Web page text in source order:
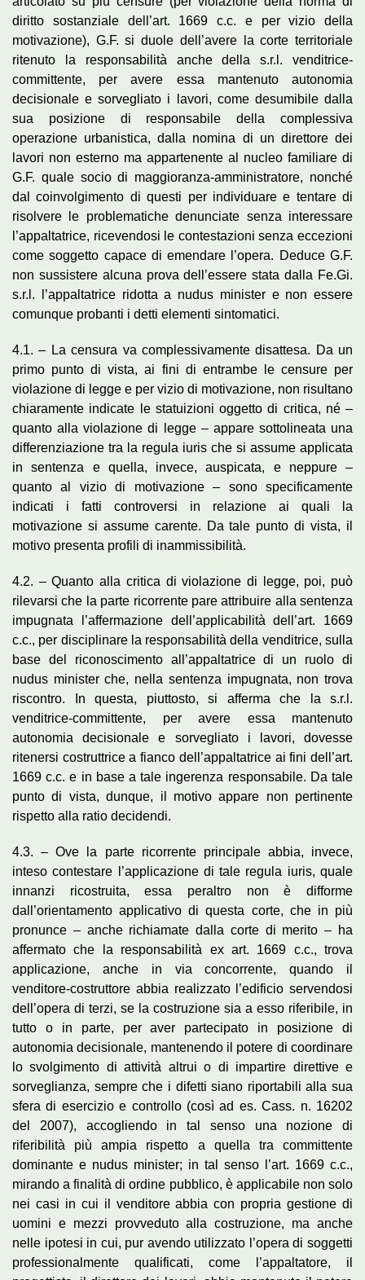
diritto sostanziale dell’art. 1669 c.c. e per vizio della
motivazione), G.F. si duole dell’avere la corte territoriale
ritenuto la responsabilità anche della s.r.l. venditrice-
committente, per avere essa mantenuto autonomia
decisionale e sorvegliato i lavori, come desumibile dalla
sua posizione di responsabile della complessiva
operazione urbanistica, dalla nomina di un direttore dei
lavori non esterno ma appartenente al nucleo familiare di
G.F. quale socio di maggioranza-amministratore, nonché
dal coinvolgimento di questi per individuare e tentare di
risolvere le problematiche denunciate senza interessare
l’appaltatrice, ricevendosi le contestazioni senza eccezioni
come soggetto capace di emendare l’opera. Deduce G.F.
non sussistere alcuna prova dell’essere stata dalla Fe.Gi.
s.r.l. l’appaltatrice ridotta a nudus minister e non essere
comunque probanti i detti elementi sintomatici.
4.1. – La censura va complessivamente disattesa. Da un
primo punto di vista, ai fini di entrambe le censure per
violazione di legge e per vizio di motivazione, non risultano
chiaramente indicate le statuizioni oggetto di critica, né –
quanto alla violazione di legge – appare sottolineata una
differenziazione tra la regula iuris che si assume applicata
in sentenza e quella, invece, auspicata, e neppure –
quanto al vizio di motivazione – sono specificamente
indicati i fatti controversi in relazione ai quali la
motivazione si assume carente. Da tale punto di vista, il
motivo presenta profili di inammissibilità.
4.2. – Quanto alla critica di violazione di legge, poi, può
rilevarsi che la parte ricorrente pare attribuire alla sentenza
impugnata l’affermazione dell’applicabilità dell’art. 1669
c.c., per disciplinare la responsabilità della venditrice, sulla
base del riconoscimento all’appaltatrice di un ruolo di
nudus minister che, nella sentenza impugnata, non trova
riscontro. In questa, piuttosto, si afferma che la s.r.l.
venditrice-committente, per avere essa mantenuto
autonomia decisionale e sorvegliato i lavori, dovesse
ritenersi costruttrice a fianco dell’appaltatrice ai fini dell’art.
1669 c.c. e in base a tale ingerenza responsabile. Da tale
punto di vista, dunque, il motivo appare non pertinente
rispetto alla ratio decidendi.
4.3. – Ove la parte ricorrente principale abbia, invece,
inteso contestare l’applicazione di tale regula iuris, quale
innanzi ricostruita, essa peraltro non è difforme
dall’orientamento applicativo di questa corte, che in più
pronunce – anche richiamate dalla corte di merito – ha
affermato che la responsabilità ex art. 1669 c.c., trova
applicazione, anche in via concorrente, quando il
venditore-costruttore abbia realizzato l’edificio servendosi
dell’opera di terzi, se la costruzione sia a esso riferibile, in
tutto o in parte, per aver partecipato in posizione di
autonomia decisionale, mantenendo il potere di coordinare
lo svolgimento di attività altrui o di impartire direttive e
sorveglianza, sempre che i difetti siano riportabili alla sua
sfera di esercizio e controllo (così ad es. Cass. n. 16202
del 2007), accogliendo in tal senso una nozione di
riferibilità più ampia rispetto a quella tra committente
dominante e nudus minister; in tal senso l’art. 1669 c.c.,
mirando a finalità di ordine pubblico, è applicabile non solo
nei casi in cui il venditore abbia con propria gestione di
uomini e mezzi provveduto alla costruzione, ma anche
nelle ipotesi in cui, pur avendo utilizzato l’opera di soggetti
professionalmente qualificati, come l’appaltatore, il